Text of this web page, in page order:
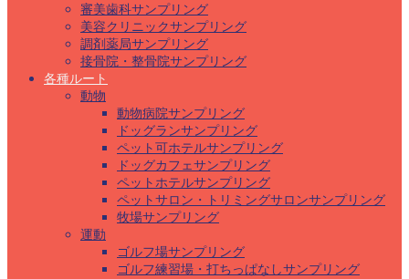
審美歯科サンプリング
美容クリニックサンプリング
調剤薬局サンプリング
接骨院・整骨院サンプリング
各種ルート
動物
動物病院サンプリング
ドッグランサンプリング
ペット可ホテルサンプリング
ドッグカフェサンプリング
ペットホテルサンプリング
ペットサロン・トリミングサロンサンプリング
牧場サンプリング
運動
ゴルフ場サンプリング
ゴルフ練習場・打ちっぱなしサンプリング